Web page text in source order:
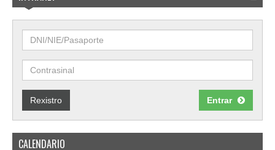
Rexistro Entrar
CALENDARIO